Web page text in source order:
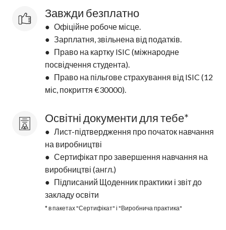
Завжди безплатно
● Офіційне робоче місце.
● Зарплатня, звільнена від податків.
● Право на картку ISIC (міжнародне
посвідчення студента).
● Право на пільгове страхування від ISIC (12
міс, покриття €30000).
Освітні документи для тебе*
● Лист-підтвердження про початок навчання
на виробництві
● Сертифікат про завершення навчання на
виробництві (англ.)
● Підписаний Щоденник практики і звіт до
закладу освіти
* в пакетах "Сертифікат" і "Виробнича практика"